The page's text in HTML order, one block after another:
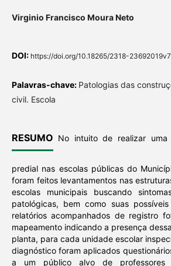
Virginio Francisco Moura Neto
DOI: https://doi.org/10.18265/2318-
Palavras-chave: Patologias das
civil. Escola
RESUMO No intuito de realizar uma
predial nas escolas públicas do
foram feitos levantamentos nas
escolas municipais buscando
patológicas, bem como suas
relatórios acompanhados de registro
mapeamento indicando a presença
planta, para cada unidade escolar
diagnóstico foram aplicados
a um público alvo de professores